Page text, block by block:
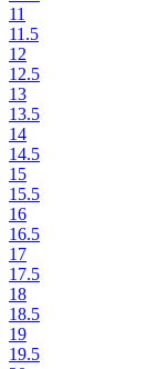
11
11.5
12
12.5
13
13.5
14
14.5
15
15.5
16
16.5
17
17.5
18
18.5
19
19.5